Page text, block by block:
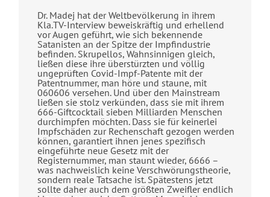
Dr. Madej hat der Weltbevölkerung in ihrem
Kla.TV-Interview beweiskräftig und erhellend
vor Augen geführt, wie sich bekennende
Satanisten an der Spitze der Impfindustrie
befinden. Skrupellos, Wahnsinnigen gleich,
ließen diese ihre überstürzten und völlig
ungeprüften Covid-Impf-Patente mit der
Patentnummer, man höre und staune, mit
060606 versehen. Und über den Mainstream
ließen sie stolz verkünden, dass sie mit ihrem
666-Giftcocktail sieben Milliarden Menschen
durchimpfen möchten. Dass sie für keinerlei
Impfschäden zur Rechenschaft gezogen werden
können, garantiert ihnen jenes spezifisch
eingeführte neue Gesetz mit der
Registernummer, man staunt wieder, 6666 –
was nachweislich keine Verschwörungstheorie,
sondern reale Tatsache ist. Spätestens jetzt
sollte daher auch dem größten Zweifler endlich